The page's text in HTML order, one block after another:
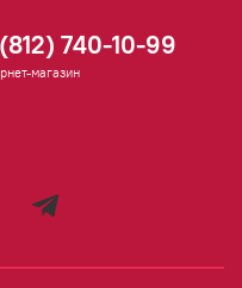
740-10-99
магазин